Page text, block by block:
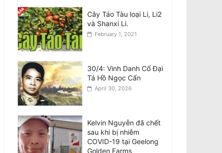
Điều tra Dân số 2026:
Thông tin cho di dân,
August 7, 2026
Census 2026:
August 7, 2026
Cây Táo Tàu loại Li, Li2
và Shanxi Li.
February 1, 2021
30/4: Vinh Danh Cố Đại
Tá Hồ Ngọc Cẩn
April 30, 2026
Kelvin Nguyễn đã chết
sau khi bị nhiễm
COVID-19 tại Geelong
Golden Farms